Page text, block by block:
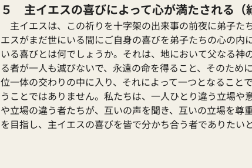
５　主イエスの喜びによって心が満たされる（
主イエスは、この祈りを十字架の出来事の前夜に弟子た
エスがまだ世にいる間にご自身の喜びを弟子たちの心の内
いる喜びとは何でしょうか。それは、地において父なる神
る者が一人も滅びないで、永遠の命を得ること、そのため
位一体の交わりの中に入り、それによって一つとなること
うことではありません。私たちは、一人ひとり違う立場や
や立場の違う者たちが、互いの声を聞き、互いの立場を尊
を目指し、主イエスの喜びを皆で分かち合う者でありたいと